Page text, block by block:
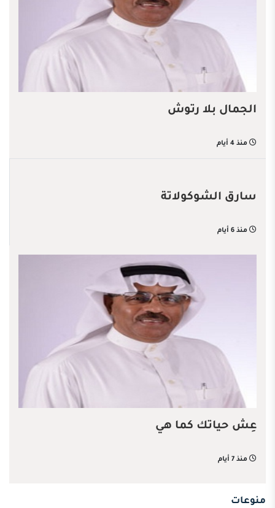
الجمال بلا رتوش
منذ 4 أيام
سارق الشوكولاتة
منذ 6 أيام
عِش حياتك كما هي
منذ 7 أيام
منوعات